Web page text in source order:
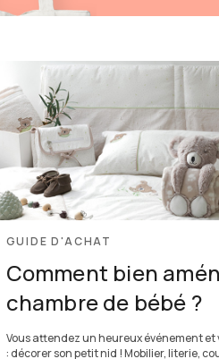
GUIDE D'ACHAT
Comment bien
chambre de bébé ?
Vous attendez un heureux événement et
: décorer son petit nid ! Mobilier, literie,